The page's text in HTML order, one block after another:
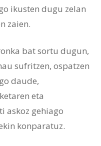
ikusten dugu zelan
zaien.
bat sortu dugun,
sufritzen, ospatzen
daude,
eta
askoz gehiago
konparatuz.